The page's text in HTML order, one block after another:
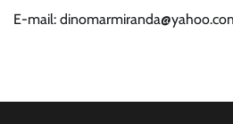
E-mail: